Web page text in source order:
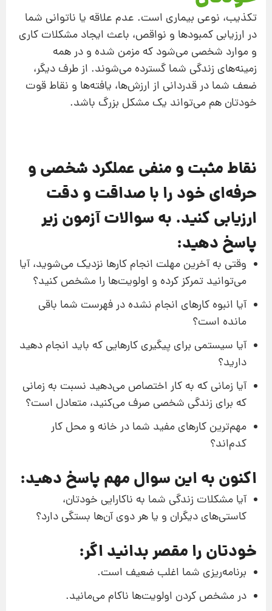
تکذیب، نوعی بیماری است. عدم علاقه یا ناتوانی شما
در ارزیابی کمبودها و نواقص، باعث ایجاد مشکلات کاری
و موارد شخصی می‌شود که مزمن شده و در همه
زمینه‌های زندگی شما گسترده می‌شوند. از طرف دیگر،
ضعف شما در قدردانی از ارزش‌ها، یافته‌ها و نقاط قوت
خودتان هم می‌تواند یک مشکل بزرگ باشد.
نقاط مثبت و منفی عملکرد شخصی و
حرفه‌ای خود را با صداقت و دقت
ارزیابی کنید. به سوالات آزمون زیر
پاسخ دهید:
وقتی به آخرین مهلت انجام کارها نزدیک می‌شوید، آیا
می‌توانید تمرکز کرده و اولویت‌ها را مشخص کنید؟
آیا انبوه کارهای انجام نشده در فهرست شما باقی
مانده است؟
آیا سیستمی برای پیگیری کارهایی که باید انجام دهید
دارید؟
آیا زمانی که به کار اختصاص می‌دهید نسبت به زمانی
که برای زندگی شخصی صرف می‌کنید، متعادل است؟
مهم‌ترین کارهای مفید شما در خانه و محل کار
کدم‌اند؟
اکنون به این سوال مهم پاسخ دهید:
آیا مشکلات زندگی شما به ناکارایی خودتان،
کاستی‌های دیگران و یا هر دوی آن‌ها بستگی دارد؟
خودتان را مقصر بدانید اگر:
برنامه‌ریزی شما اغلب ضعیف است.
در مشخص کردن اولویت‌ها ناکام می‌مانید.